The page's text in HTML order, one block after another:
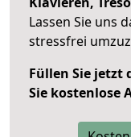
Lassen Sie uns
stressfrei
Füllen Sie jetzt
Sie kostenlose